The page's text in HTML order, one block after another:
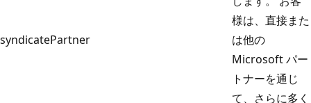
syndicatePartner
様は、直接また
は他の
Microsoft パー
トナーを通じ
て、さらに多く